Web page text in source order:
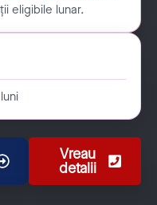
eligibile lunar.
Vreau
detalii